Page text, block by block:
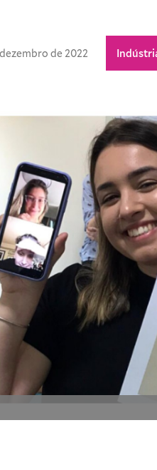
de 2022